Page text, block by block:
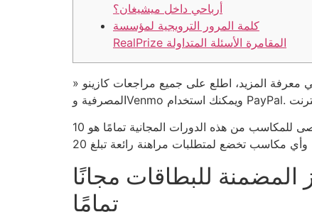
أرباحي داخل ميشيغان؟
كلمة المرور الترويجية لمؤسسة
RealPrize المقامرة الأسئلة المتداولة
» إذا كنت ترغب في معرفة المزيد، اطلع على جميع مراجعات كازينو FanDuel عبر الإنترنت. ومع ذلك، فهم يقدمون نصائح مالية مفضلة بما في ذلك التحويل البنكي والبطاقة
الحد الأقصى للمكاسب من هذه الدورات المجانية تمامًا هو 10
للبطاقات مجانًا
تمامًا